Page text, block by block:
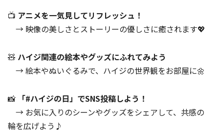
📺 アニメを一気見してリフレッシュ！
→ 映像の美しさとストーリーの優しさに癒されます💖
🧸 ハイジ関連の絵本やグッズにふれてみよう
→ 絵本やぬいぐるみで、ハイジの世界観をお部屋に🌼
📸 「#ハイジの日」でSNS投稿しよう！
→ お気に入りのシーンやグッズをシェアして、共感の
輪を広げよう♪